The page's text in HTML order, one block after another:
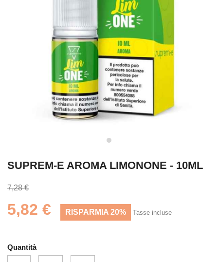
SUPREM-E AROMA LIMONONE - 10ML
7,28 €
5,82 € RISPARMIA 20% Tasse incluse
Quantità